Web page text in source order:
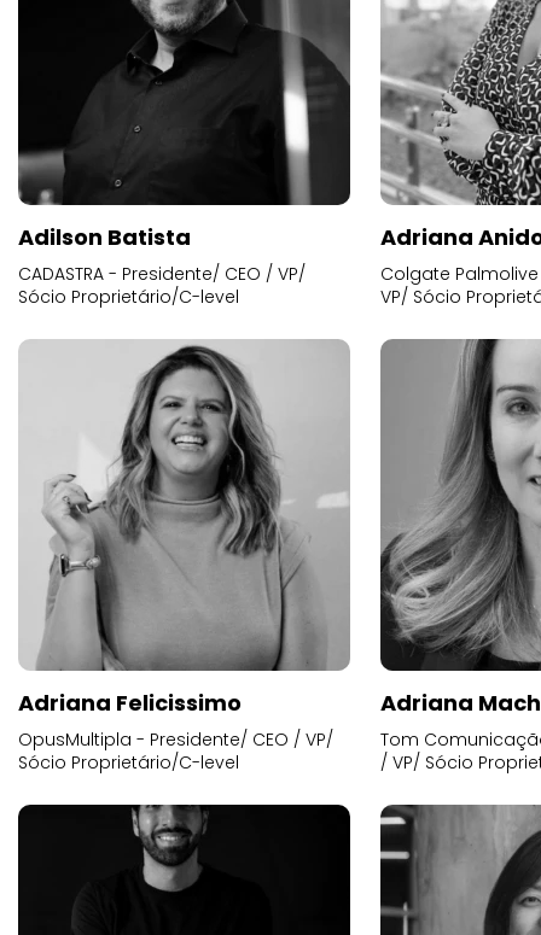
Adilson Batista
CADASTRA - Presidente/ CEO / VP/
Sócio Proprietário/C-level
Adriana
Colgate
VP/ Sócio
Adriana Felicissimo
OpusMultipla - Presidente/ CEO / VP/
Sócio Proprietário/C-level
Adriana
Tom
/ VP/ Sócio